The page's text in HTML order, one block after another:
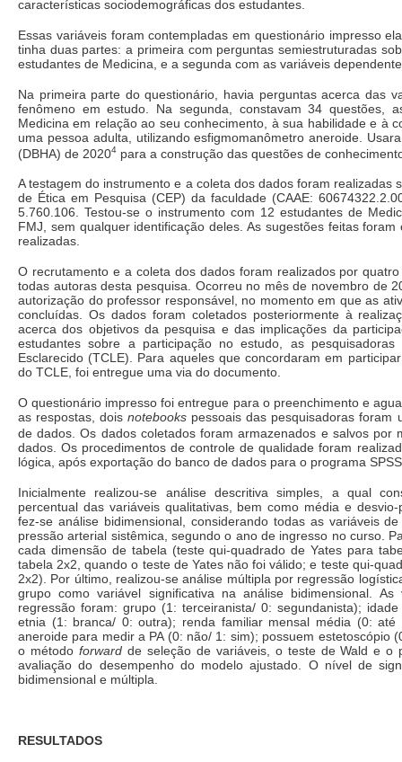
características sociodemográficas dos estudantes.
Essas variáveis foram contempladas em questionário impresso
tinha duas partes: a primeira com perguntas semiestruturadas
estudantes de Medicina, e a segunda com as variáveis
Na primeira parte do questionário, havia perguntas acerca das
fenômeno em estudo. Na segunda, constavam 34 questões,
Medicina em relação ao seu conhecimento, à sua habilidade e à
uma pessoa adulta, utilizando esfigmomanômetro aneroide.
(DBHA) de 20204 para a construção das questões de
A testagem do instrumento e a coleta dos dados foram
de Ética em Pesquisa (CEP) da faculdade (CAAE:
5.760.106. Testou-se o instrumento com 12 estudantes de
FMJ, sem qualquer identificação deles. As sugestões feitas
realizadas.
O recrutamento e a coleta dos dados foram realizados por
todas autoras desta pesquisa. Ocorreu no mês de novembro de
autorização do professor responsável, no momento em que as
concluídas. Os dados foram coletados posteriormente à
acerca dos objetivos da pesquisa e das implicações da
estudantes sobre a participação no estudo, as
Esclarecido (TCLE). Para aqueles que concordaram em
do TCLE, foi entregue uma via do documento.
O questionário impresso foi entregue para o preenchimento e
as respostas, doisnotebooks pessoais das pesquisadoras foram
de dados. Os dados coletados foram armazenados e salvos por
dados. Os procedimentos de controle de qualidade foram
lógica, após exportação do banco de dados para o programa
Inicialmente realizou-se análise descritiva simples, a qual
percentual das variáveis qualitativas, bem como média e
fez-se análise bidimensional, considerando todas as variáveis
pressão arterial sistêmica, segundo o ano de ingresso no curso.
cada dimensão de tabela (teste qui-quadrado de Yates para
tabela 2x2, quando o teste de Yates não foi válido; e teste qui-
2x2). Por último, realizou-se análise múltipla por regressão
grupo como variável significativa na análise bidimensional.
regressão foram: grupo (1: terceiranista/ 0: segundanista);
etnia (1: branca/ 0: outra); renda familiar mensal média (0:
aneroide para medir a PA (0: não/ 1: sim); possuem estetoscópio
o método forwardde seleção de variáveis, o teste de Wald e o
avaliação do desempenho do modelo ajustado. O nível de
bidimensional e múltipla.
RESULTADOS